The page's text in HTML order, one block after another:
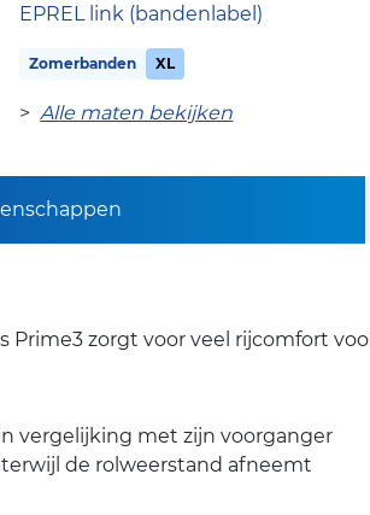
EPREL link (bandenlabel)
Zomerbanden XL
>Alle maten bekijken
Prime3 zorgt voor veel rijcomfort
vergelijking met zijn voorganger
de rolweerstand afneemt